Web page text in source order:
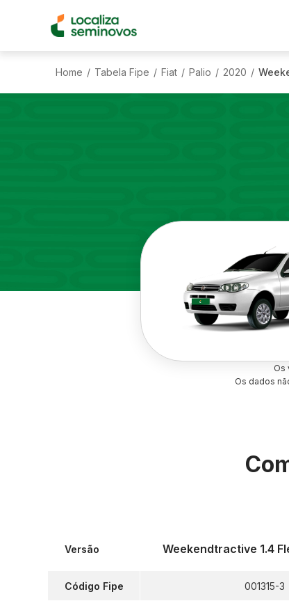
Home / Tabela Fipe / Fiat / Palio / 2020 /
Os
Os dados
Versão
Código Fipe
Weekendtractive 1.4
001315-3